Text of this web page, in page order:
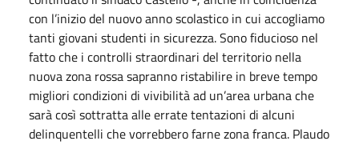
con l’inizio del nuovo anno scolastico in cui accogliamo
tanti giovani studenti in sicurezza. Sono fiducioso nel
fatto che i controlli straordinari del territorio nella
nuova zona rossa sapranno ristabilire in breve tempo
migliori condizioni di vivibilità ad un’area urbana che
sarà così sottratta alle errate tentazioni di alcuni
delinquentelli che vorrebbero farne zona franca. Plaudo